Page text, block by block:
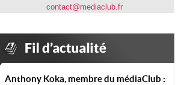
contact@mediaclub.fr
Anthony Koka, membre du médiaClub :